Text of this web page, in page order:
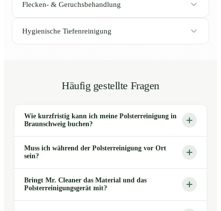
Flecken- & Geruchsbehandlung
Hygienische Tiefenreinigung
Häufig gestellte Fragen
Wie kurzfristig kann ich meine Polsterreinigung in
Braunschweig buchen?
Muss ich während der Polsterreinigung vor Ort
sein?
Bringt Mr. Cleaner das Material und das
Polsterreinigungsgerät mit?